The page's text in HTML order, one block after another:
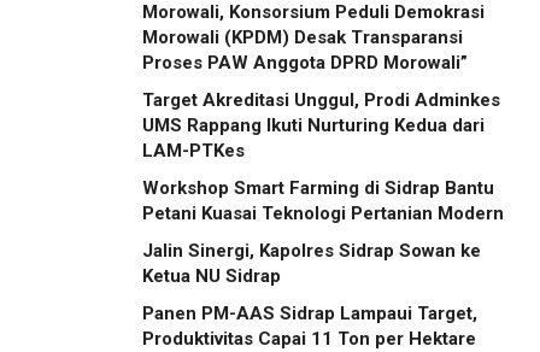
Morowali, Konsorsium Peduli Demokrasi
Morowali (KPDM) Desak Transparansi
Proses PAW Anggota DPRD Morowali”
Target Akreditasi Unggul, Prodi Adminkes
UMS Rappang Ikuti Nurturing Kedua dari
LAM-PTKes
Workshop Smart Farming di Sidrap Bantu
Petani Kuasai Teknologi Pertanian Modern
Jalin Sinergi, Kapolres Sidrap Sowan ke
Ketua NU Sidrap
Panen PM-AAS Sidrap Lampaui Target,
Produktivitas Capai 11 Ton per Hektare